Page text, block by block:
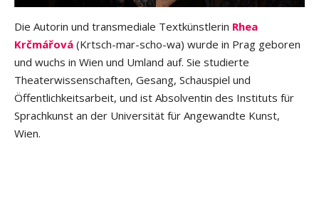
Die Autorin und transmediale Textkünstlerin Rhea
Krčmářová (Krtsch-mar-scho-wa) wurde in Prag geboren
und wuchs in Wien und Umland auf. Sie studierte
Theaterwissenschaften, Gesang, Schauspiel und
Öffentlichkeitsarbeit, und ist Absolventin des Instituts für
Sprachkunst an der Universität für Angewandte Kunst,
Wien.